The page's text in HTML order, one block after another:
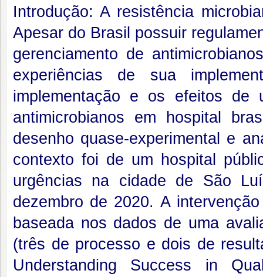
Introdução: A resistência
Apesar do Brasil possuir
gerenciamento de
experiências de sua
implementação e os efeitos de
antimicrobianos em hospital
desenho quase-experimental e
contexto foi de um hospital
urgências na cidade de São
dezembro de 2020. A
baseada nos dados de uma
(três de processo e dois de
Understanding Success in